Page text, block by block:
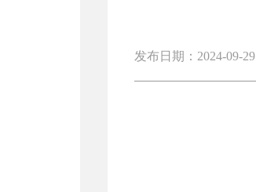
发布日期：2024-09-29